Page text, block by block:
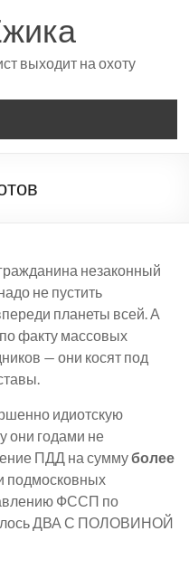
выходит на охоту
незаконный
не пустить
планеты всей. А
факту массовых
— они косят под
идиотскую
они годами не
ПДД на суммуболее
подмосковных
ФССП по
ДВА С ПОЛОВИНОЙ